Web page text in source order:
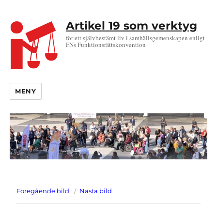
Artikel 19 som verktyg
för ett självbestämt liv i samhällsgemenskapen enligt
FNs Funktionsrättskonvention
MENY
Föregående bild Nästa bild